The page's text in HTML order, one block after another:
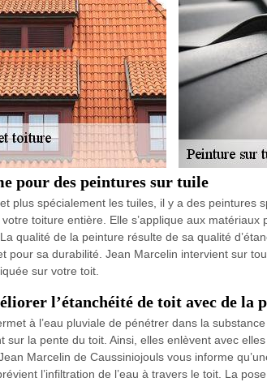
pour des peintures sur tuile
plus spécialement les tuiles, il y a des peintures
toiture entière. Elle s’applique aux
qualité de la peinture résulte de sa qualité
pour sa durabilité. Jean Marcelin intervient sur
sur votre toit.
l’étanchéité de toit avec de la
à l’eau pluviale de pénétrer dans la
sur la pente du toit. Ainsi, elles enlèvent avec
Marcelin de Caussiniojouls vous informe
l’infiltration de l’eau à travers le toit. La